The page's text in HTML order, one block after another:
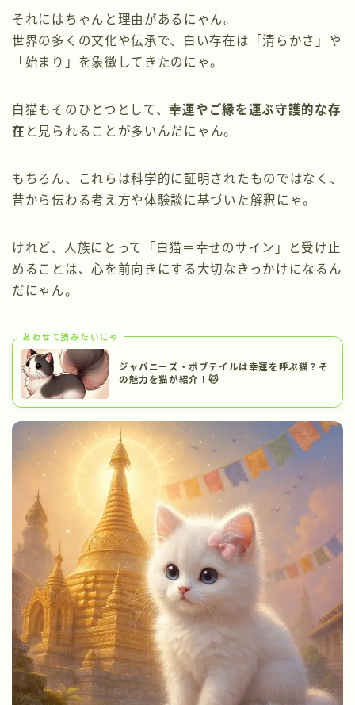
それにはちゃんと理由があるにゃん。
世界の多くの文化や伝承で、白い存在は「清らかさ」や
「始まり」を象徴してきたのにゃ。
白猫もそのひとつとして、幸運やご縁を運ぶ守護的な存
在 と見られることが多いんだにゃん。
もちろん、これらは科学的に証明されたものではなく、
昔から伝わる考え方や体験談に基づいた解釈にゃ。
けれど、人族にとって「白猫＝幸せのサイン」と受け止
めることは、心を前向きにする大切なきっかけになるん
だにゃん。
あわせて読みたいにゃ
ジャパニーズ・ボブテイルは幸運を呼ぶ猫？そ
の魅力を猫が紹介！🐱